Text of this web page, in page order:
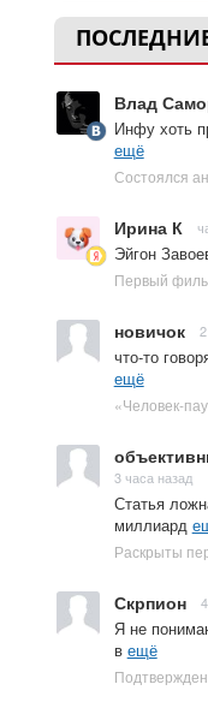
Влад
Инфу хоть
ещё
Ирина К
Эйгон
новичок
что-то
ещё
3 часа назад
Статья
миллиард
Скрпион
Я не
в ещё